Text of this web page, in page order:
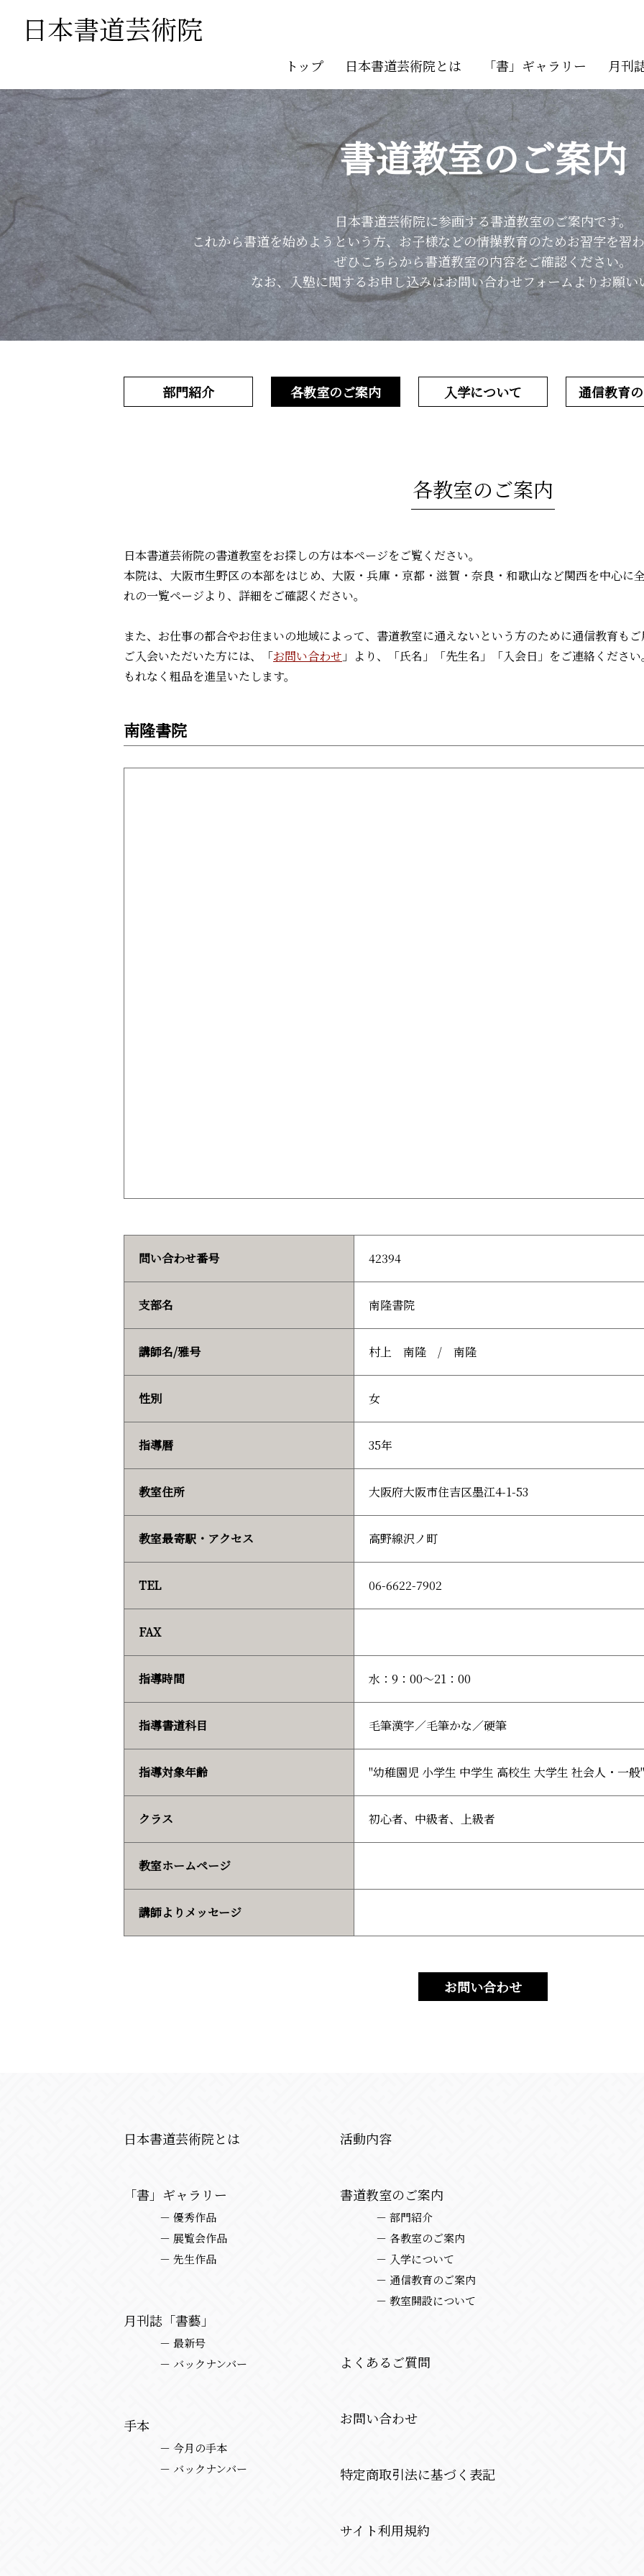
日本書道芸術院
トップ 日本書道芸術院とは 「書」ギャラリー 月刊
書道教室のご案内
日本書道芸術院に参画する書道教室のご案内です。
これから書道を始めようという方、お子様などの情操教育のためお習字を習
ぜひこちらから書道教室の内容をご確認ください。
なお、入塾に関するお申し込みはお問い合わせフォームよりお願い
部門紹介 各教室のご案内 入学について 通信教育
各教室のご案内
日本書道芸術院の書道教室をお探しの方は本ページをご覧ください。
本院は、大阪市生野区の本部をはじめ、大阪・兵庫・京都・滋賀・奈良・和歌山など関西を中心に
れの一覧ページより、詳細をご確認ください。
また、お仕事の都合やお住まいの地域によって、書道教室に通えないという方のために通信教育も
ご入会いただいた方には、「お問い合わせ 」より、「氏名」「先生名」「入会日」をご連絡くださ
もれなく粗品を進呈いたします。
南隆書院
問い合わせ番号 42394
支部名 南隆書院
講師名/雅号 村上 南隆 / 南隆
性別 女
指導暦 35年
教室住所 大阪府大阪市住吉区墨江4-1-53
教室最寄駅・アクセス 高野線沢ノ町
TEL 06-6622-7902
FAX
指導時間 水：9：00～21：00
指導書道科目 毛筆漢字／毛筆かな／硬筆
指導対象年齢 "幼稚園児 小学生 中学生 高校生 大学生 社会人・一般"
クラス 初心者、中級者、上級者
教室ホームページ
講師よりメッセージ
日本書道芸術院とは
「書」ギャラリー
－ 優秀作品
－ 展覧会作品
－ 先生作品
月刊誌「書藝」
－ 最新号
－ バックナンバー
手本
－ 今月の手本
－ バックナンバー
活動内容
書道教室のご案内
－ 部門紹介
－ 各教室のご案内
－ 入学について
－ 通信教育のご案内
－ 教室開設について
よくあるご質問
お問い合わせ
特定商取引法に基づく表記
サイト利用規約